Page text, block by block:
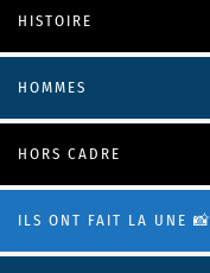
HISTOIRE
HOMMES
HORS CADRE
ILS ONT FAIT LA UNE 📸